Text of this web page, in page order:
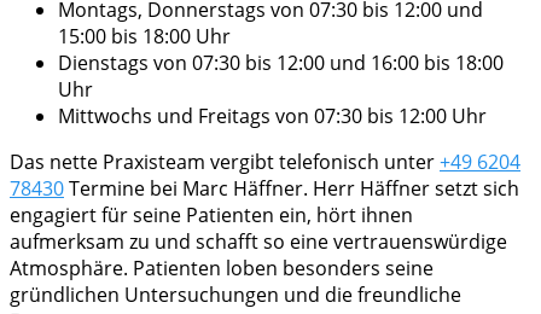
Montags, Donnerstags von 07:30 bis 12:00 und
15:00 bis 18:00 Uhr
Dienstags von 07:30 bis 12:00 und 16:00 bis 18:00
Uhr
Mittwochs und Freitags von 07:30 bis 12:00 Uhr
Das nette Praxisteam vergibt telefonisch unter+49 6204
78430Termine bei Marc Häffner. Herr Häffner setzt sich
engagiert für seine Patienten ein, hört ihnen
aufmerksam zu und schafft so eine vertrauenswürdige
Atmosphäre. Patienten loben besonders seine
gründlichen Untersuchungen und die freundliche